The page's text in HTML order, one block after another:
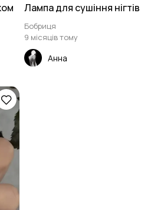
Лампа для сушіння нігтів
Бобриця
9 місяців тому
Анна